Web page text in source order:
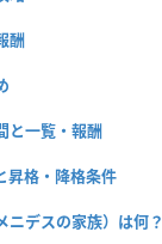
酬
と一覧・報酬
昇格・降格条件
ニデスの家族）は何？